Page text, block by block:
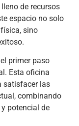
de recursos
espacio no solo
sino
primer paso
Esta oficina
satisfacer las
combinando
potencial de